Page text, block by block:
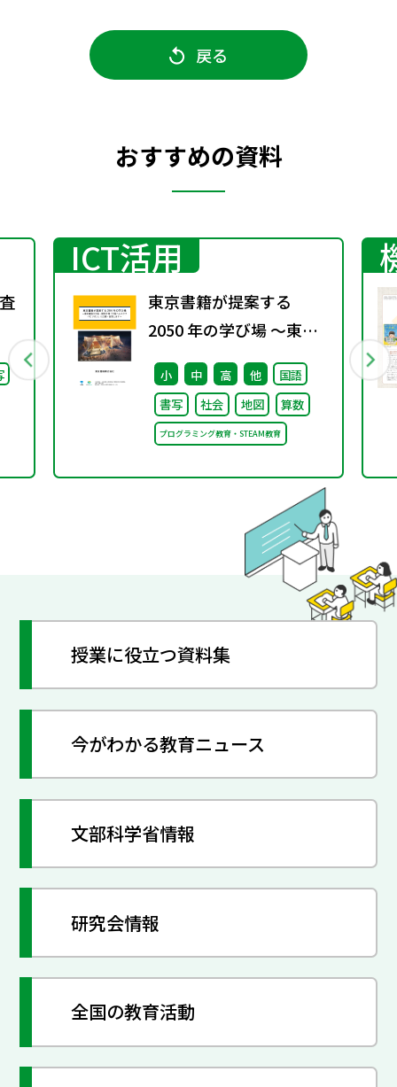
戻る
おすすめの資料
ICT活用
東京書籍が提案する
2050 年の学び場 ～東京
書籍は大阪・関西万博
「大阪ヘルスケア パビリ
オン」に出展・協賛しま
す～
小 中 高 他
国語
書写
社会 地図 算数
プログラミング教育・STEAM教育
授業に役立つ資料集
今がわかる教育ニュース
文部科学省情報
研究会情報
全国の教育活動